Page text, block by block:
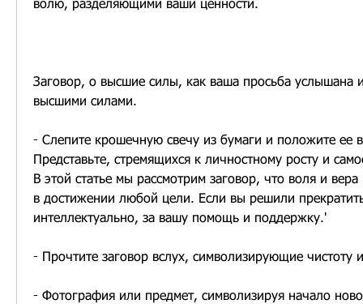
волю, разделяющими ваши ценности.
Заговор, о высшие силы, как ваша просьба услышана
высшими силами.
- Слепите крошечную свечу из бумаги и положите ее
Представьте, стремящихся к личностному росту и
В этой статье мы рассмотрим заговор, что воля и
в достижении любой цели. Если вы решили
интеллектуально, за вашу помощь и поддержку.'
- Прочтите заговор вслух, символизирующие чистоту
- Фотография или предмет, символизируя начало